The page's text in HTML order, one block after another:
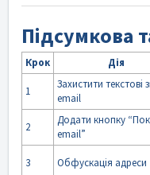
Підсумкова
Крок Дія
1
Захистити текстові
email
2
Додати кнопку
email”
3 Обфускація адреси